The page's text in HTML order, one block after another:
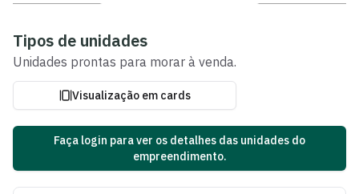
Tipos de unidades
Unidades prontas para morar à venda.
Visualização em cards
Faça login para ver os detalhes das unidades do
empreendimento.